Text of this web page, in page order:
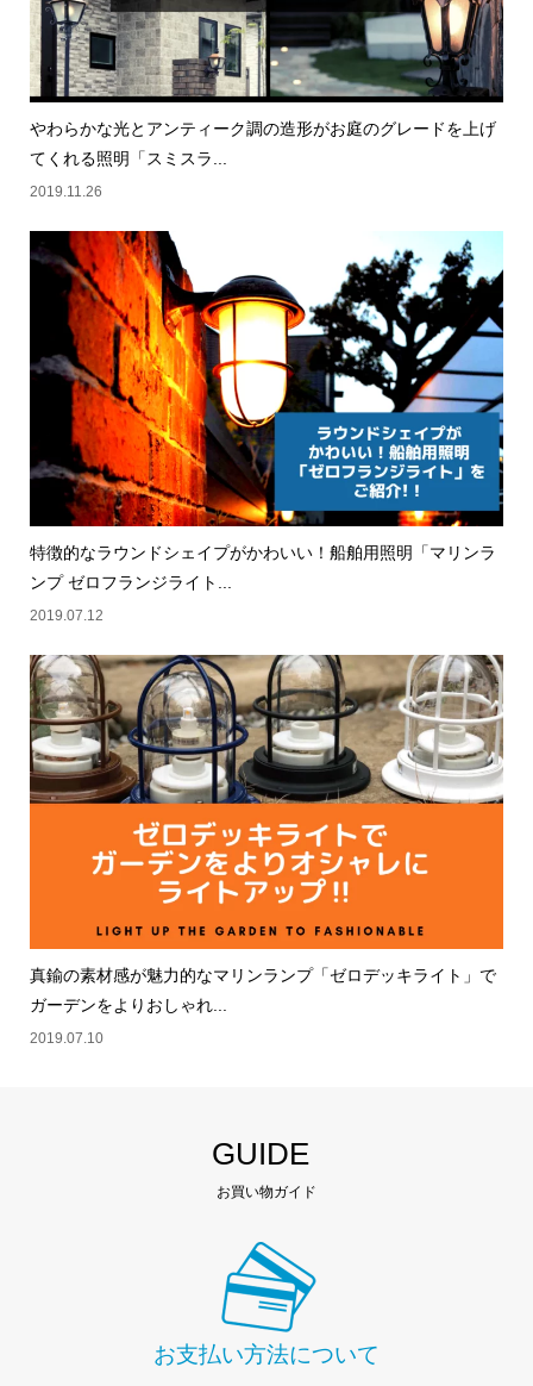
やわらかな光とアンティーク調の造形がお庭のグレードを上げ
てくれる照明「スミスラ...
2019.11.26
特徴的なラウンドシェイプがかわいい！船舶用照明「マリンラ
ンプ ゼロフランジライト...
2019.07.12
真鍮の素材感が魅力的なマリンランプ「ゼロデッキライト」で
ガーデンをよりおしゃれ...
2019.07.10
GUIDE
お買い物ガイド
お支払い方法について